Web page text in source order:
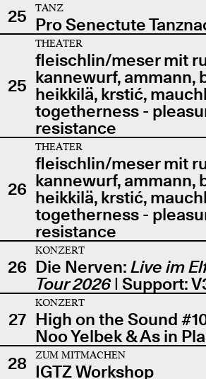
25
TANZ
Pro Senectute
25
THEATER
fleischlin/meser mit
kannewurf, ammann,
heikkilä, krstić,
togetherness -
resistance
26
THEATER
fleischlin/meser mit
kannewurf, ammann,
heikkilä, krstić,
togetherness -
resistance
26
KONZERT
Die Nerven: Live im
Tour 2026| Support:
27
KONZERT
High on the Sound
Noo Yelbek & As in
28
ZUM MITMACHEN
IGTZ Workshop